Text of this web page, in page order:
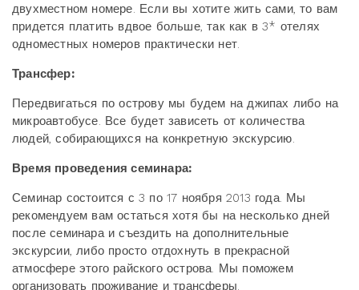
двухместном номере. Если вы хотите жить сами, то вам
придется платить вдвое больше, так как в 3* отелях
одноместных номеров практически нет.
Трансфер:
Передвигаться по острову мы будем на джипах либо на
микроавтобусе. Все будет зависеть от количества
людей, собирающихся на конкретную экскурсию.
Время проведения семинара:
Семинар состоится с 3 по 17 ноября 2013 года. Мы
рекомендуем вам остаться хотя бы на несколько дней
после семинара и съездить на дополнительные
экскурсии, либо просто отдохнуть в прекрасной
атмосфере этого райского острова. Мы поможем
организовать проживание и трансферы.